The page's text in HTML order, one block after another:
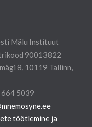
Mälu Instituut
90013822
8, 10119 Tallinn,
5039
töötlemine ja